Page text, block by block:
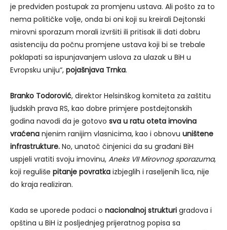
je predviđen postupak za promjenu ustava. Ali pošto za to
nema političke volje, onda bi oni koji su kreirali Dejtonski
mirovni sporazum morali izvršiti ili pritisak ili dati dobru
asistenciju da počnu promjene ustava koji bi se trebale
poklapati sa ispunjavanjem uslova za ulazak u BiH u
Evropsku uniju“, pojašnjava Trnka.
Branko Todorović, direktor Helsinškog komiteta za zaštitu
ljudskih prava RS, kao dobre primjere postdejtonskih
godina navodi da je gotovo sva u ratu oteta imovina
vraćena njenim ranijim vlasnicima, kao i obnovu uništene
infrastrukture. No, unatoč činjenici da su građani BiH
uspjeli vratiti svoju imovinu, Aneks VII Mirovnog sporazuma,
koji reguliše pitanje povratka izbjeglih i raseljenih lica, nije
do kraja realiziran.
Kada se uporede podaci o nacionalnoj strukturi gradova i
opština u BiH iz posljednjeg prijeratnog popisa sa